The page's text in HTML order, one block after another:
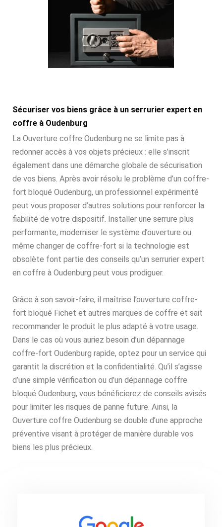
Sécuriser vos biens grâce à un serrurier expert en
coffre à Oudenburg
La Ouverture coffre Oudenburg ne se limite pas à
redonner accès à vos objets précieux : elle s’inscrit
également dans une démarche globale de sécurisation
de vos biens. Après avoir résolu le problème d’un coffre-
fort bloqué Oudenburg, un professionnel expérimenté
peut vous proposer d’autres solutions pour renforcer la
fiabilité de votre dispositif. Installer une serrure plus
performante, moderniser le système d’ouverture ou
même changer de coffre-fort si la technologie est
obsolète font partie des conseils qu’un serrurier expert
en coffre à Oudenburg peut vous prodiguer.
Grâce à son savoir-faire, il maîtrise l’ouverture coffre-
fort bloqué Fichet et autres marques de coffre et sait
recommander le produit le plus adapté à votre usage.
Dans le cas où vous auriez besoin d’un dépannage
coffre-fort Oudenburg rapide, optez pour un service qui
garantit la discrétion et la confidentialité. Qu’il s’agisse
d’une simple vérification ou d’un dépannage coffre
bloqué Oudenburg, vous bénéficierez de conseils avisés
pour limiter les risques de panne future. Ainsi, la
Ouverture coffre Oudenburg se double d’une approche
préventive visant à protéger de manière durable vos
biens les plus précieux.